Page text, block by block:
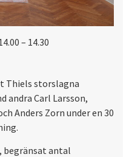
– 14.30
Thiels storslagna
andra Carl Larsson,
Anders Zorn under en 30
begränsat antal